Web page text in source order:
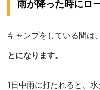
雨が降った時にロ
キャンプをしている間は、
とになります。
1日中雨に打たれると、